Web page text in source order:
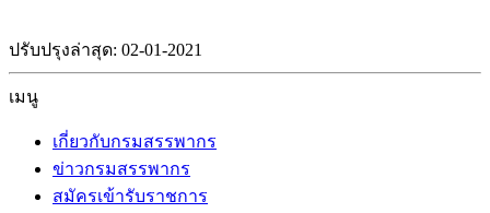
ปรับปรุงล่าสุด: 02-01-2021
เมนู
เกี่ยวกับกรมสรรพากร
ข่าวกรมสรรพากร
สมัครเข้ารับราชการ